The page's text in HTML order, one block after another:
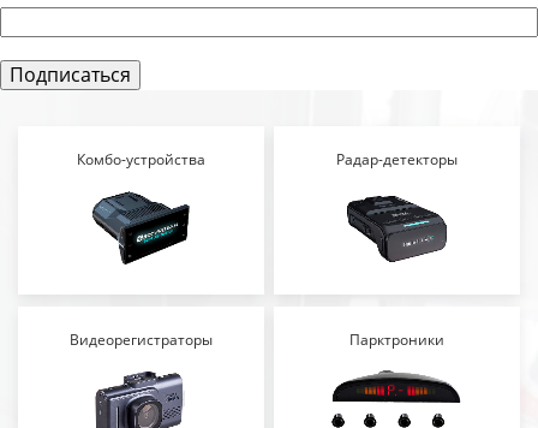
Комбо-устройства Радар-детекторы
Видеорегистраторы Парктроники